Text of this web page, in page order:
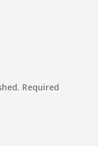
Required